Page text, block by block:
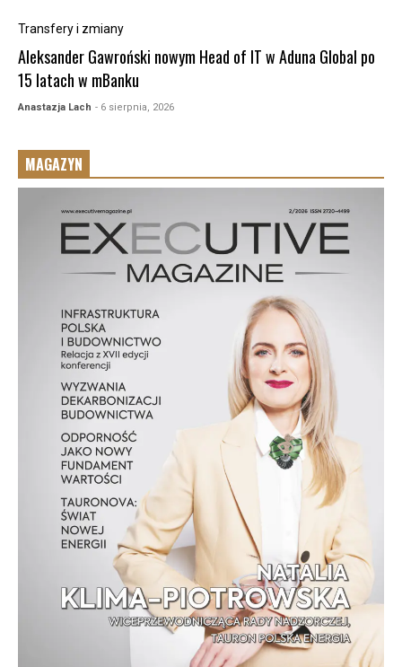
Transfery i zmiany
Aleksander Gawroński nowym Head of IT w Aduna Global po
15 latach w mBanku
Anastazja Lach - 6 sierpnia, 2026
MAGAZYN